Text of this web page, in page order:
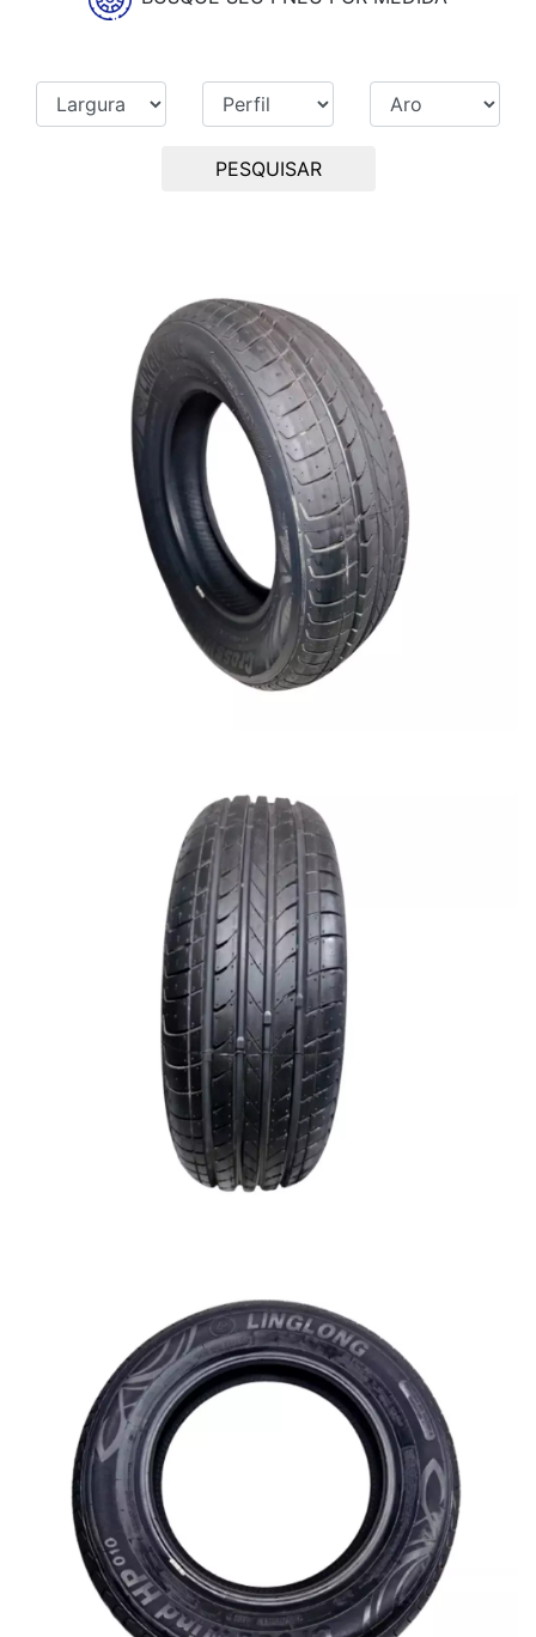
PESQUISAR